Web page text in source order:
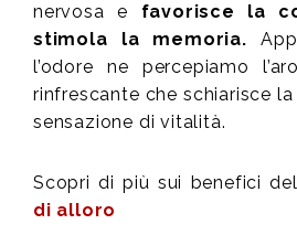
nervosa e favorisce la
stimola la memoria.
l’odore ne percepiamo
rinfrescante che schiarisce
sensazione di vitalità.
Scopri di più sui benefici
di alloro